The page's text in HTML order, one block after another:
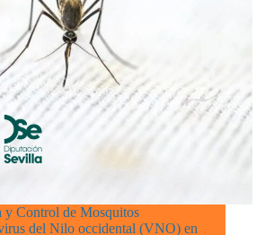
y Control de Mosquitos
del Nilo occidental (VNO) en